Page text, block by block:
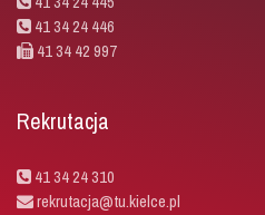
41 34 24 446
41 34 42 997
Rekrutacja
41 34 24 310
rekrutacja@tu.kielce.pl